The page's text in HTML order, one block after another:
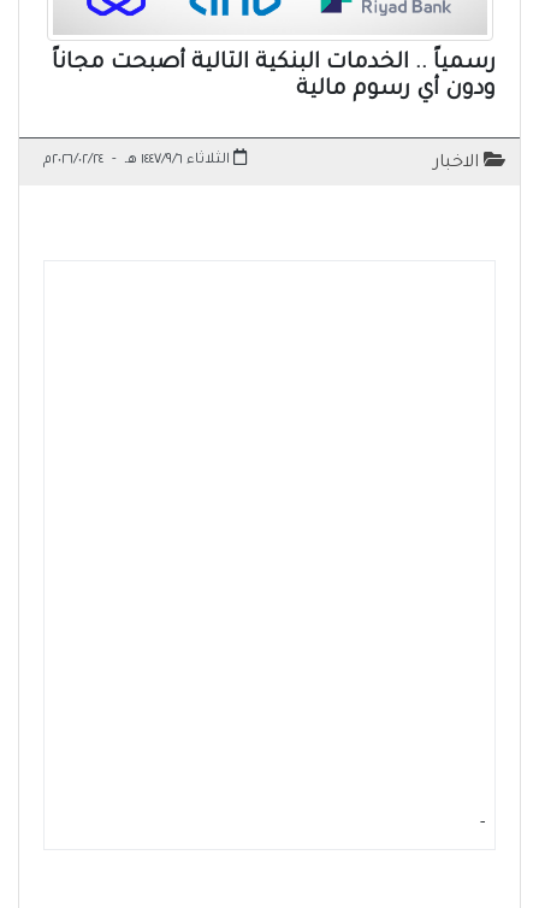
رسمياً .. الخدمات البنكية التالية أصبحت مجاناً
ودون أي رسوم مالية
الاخبار الثلاثاء ١٤٤٧/٩/٦ هـ - ٢٠٢٦/٠٢/٢٤م
-